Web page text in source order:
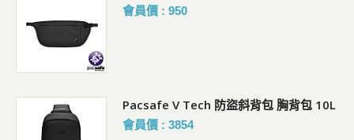
會員價 : 950
Pacsafe V Tech 防盜斜背包 胸背包 10L
會員價 : 3854